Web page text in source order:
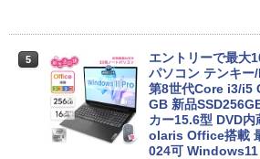
5
エントリーで最大
パソコン テンキー
第8世代Core i3/i5
GB 新品
カー15.6型 DVD
olaris Office搭載
024可 Windows11